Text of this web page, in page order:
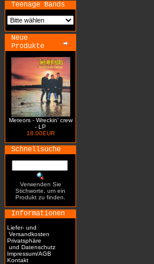
Teenage Bands
Neue
Produkte
Meteors - Wreckin' crew
- LP
18.00EUR
Schnellsuche
Verwenden Sie
Stichworte, um ein
Produkt zu finden.
Informationen
Liefer- und
Versandkosten
Privatsphäre
und Datenschutz
Impressum/AGB
Kontakt